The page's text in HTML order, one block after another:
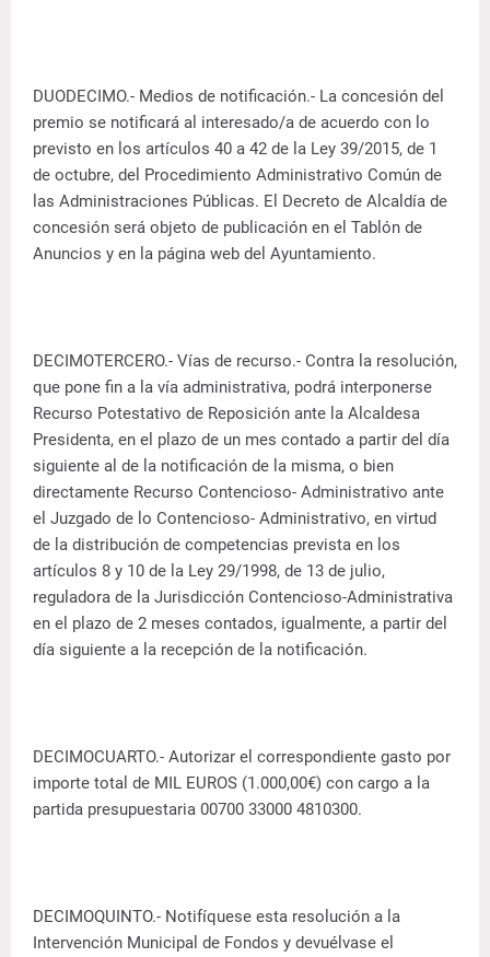
DUODECIMO.- Medios de notificación.- La concesión del
premio se notificará al interesado/a de acuerdo con lo
previsto en los artículos 40 a 42 de la Ley 39/2015, de 1
de octubre, del Procedimiento Administrativo Común de
las Administraciones Públicas. El Decreto de Alcaldía de
concesión será objeto de publicación en el Tablón de
Anuncios y en la página web del Ayuntamiento.
DECIMOTERCERO.- Vías de recurso.- Contra la resolución,
que pone fin a la vía administrativa, podrá interponerse
Recurso Potestativo de Reposición ante la Alcaldesa
Presidenta, en el plazo de un mes contado a partir del día
siguiente al de la notificación de la misma, o bien
directamente Recurso Contencioso- Administrativo ante
el Juzgado de lo Contencioso- Administrativo, en virtud
de la distribución de competencias prevista en los
artículos 8 y 10 de la Ley 29/1998, de 13 de julio,
reguladora de la Jurisdicción Contencioso-Administrativa
en el plazo de 2 meses contados, igualmente, a partir del
día siguiente a la recepción de la notificación.
DECIMOCUARTO.- Autorizar el correspondiente gasto por
importe total de MIL EUROS (1.000,00€) con cargo a la
partida presupuestaria 00700 33000 4810300.
DECIMOQUINTO.- Notifíquese esta resolución a la
Intervención Municipal de Fondos y devuélvase el